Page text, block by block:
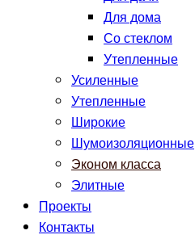
Для дома
Со стеклом
Утепленные
Усиленные
Утепленные
Широкие
Шумоизоляционные
Эконом класса
Элитные
Проекты
Контакты